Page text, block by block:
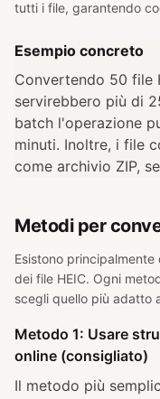
tutti i file, garantendo
Esempio concreto
Convertendo 50 file
servirebbero più di
batch l'operazione
minuti. Inoltre, i file
come archivio ZIP,
Metodi per
Esistono
dei file HEIC. Ogni
scegli quello più adatto
Metodo 1: Usare
online (consigliato)
Il metodo più